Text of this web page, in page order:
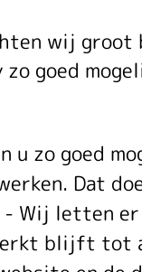
wij groot
goed
u zo goed
Dat
- Wij letten er
blijft tot